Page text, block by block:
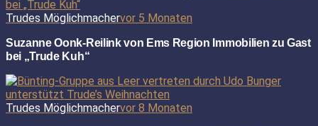
Trudes Möglichmachervor 5 Monaten
Suzanne Oonk-Reilink von Ems Region Immobilien zu Gast
bei „Trude Kuh“
Trudes Möglichmachervor 8 Monaten